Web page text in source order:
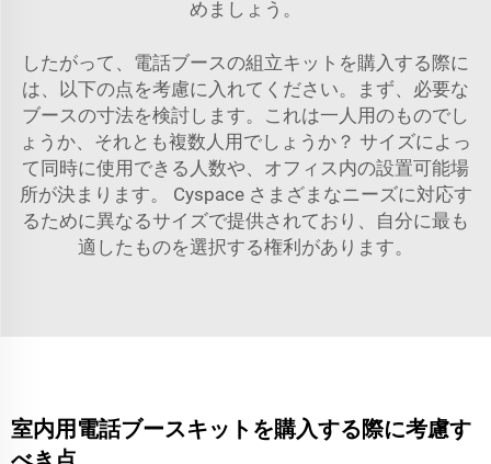
めましょう。
したがって、電話ブースの組立キットを購入する際に
は、以下の点を考慮に入れてください。まず、必要な
ブースの寸法を検討します。これは一人用のものでし
ょうか、それとも複数人用でしょうか？ サイズによっ
て同時に使用できる人数や、オフィス内の設置可能場
所が決まります。 Cyspace さまざまなニーズに対応す
るために異なるサイズで提供されており、自分に最も
適したものを選択する権利があります。
室内用電話ブースキットを購入する際に考慮す